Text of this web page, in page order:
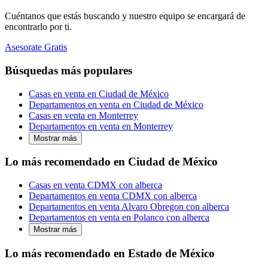
Cuéntanos que estás buscando y nuestro equipo se encargará de
encontrarlo por ti.
Asesorate Gratis
Búsquedas más populares
Casas en venta en Ciudad de México
Departamentos en venta en Ciudad de México
Casas en venta en Monterrey
Departamentos en venta en Monterrey
Mostrar más
Lo más recomendado en Ciudad de México
Casas en venta CDMX con alberca
Departamentos en venta CDMX con alberca
Departamentos en venta Alvaro Obregon con alberca
Departamentos en venta en Polanco con alberca
Mostrar más
Lo más recomendado en Estado de México